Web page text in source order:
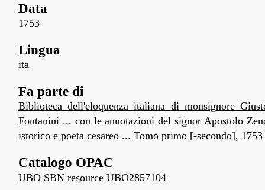
Data
1753
Lingua
ita
Fa parte di
Biblioteca dell'eloquenza italiana di monsignore
Fontanini ... con le annotazioni del signor Apostolo
istorico e poeta cesareo ... Tomo primo [-secondo], 1753
Catalogo OPAC
UBO SBN resource UBO2857104